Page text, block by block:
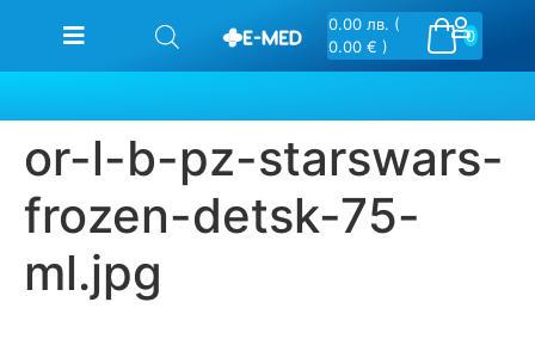
0
0.00 лв. (
0.00 € )
or-l-b-pz-starswars-
frozen-detsk-75-
ml.jpg